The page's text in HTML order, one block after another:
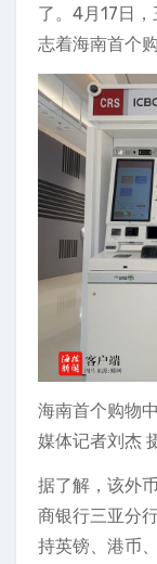
了。4月17日
志着海南首个
海南首个购物
媒体记者刘杰
据了解，该外
商银行三亚分
持英镑、港币